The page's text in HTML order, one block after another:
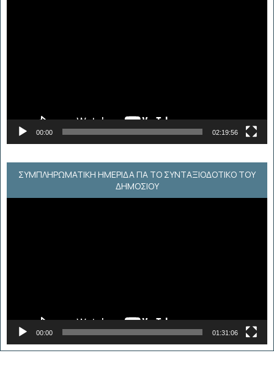
00:00 02:19:56
ΣΥΜΠΛΗΡΩΜΑΤΙΚΗ ΗΜΕΡΙΔΑ ΓΙΑ ΤΟ ΣΥΝΤΑΞΙΟΔΟΤΙΚΟ ΤΟΥ
ΔΗΜΟΣΙΟΥ
00:00 01:31:06